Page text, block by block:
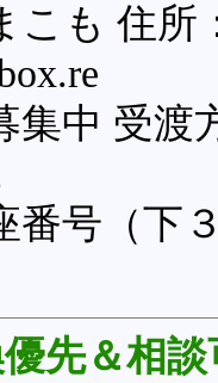
こも 住所
中 受渡
号（下
先＆相談